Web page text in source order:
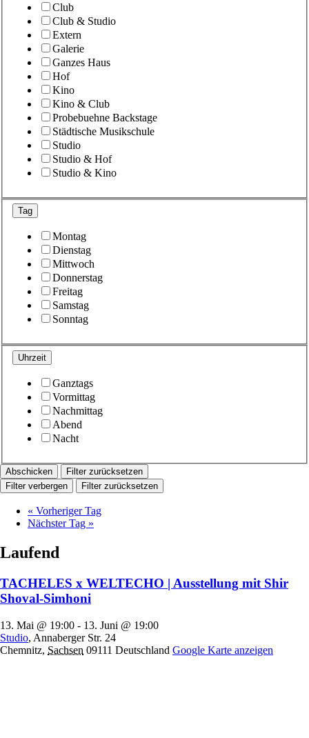
Club
Club & Studio
Extern
Galerie
Ganzes Haus
Hof
Kino
Kino & Club
Probebuehne Backstage
Städtische Musikschule
Studio
Studio & Hof
Studio & Kino
Tag
Montag
Dienstag
Mittwoch
Donnerstag
Freitag
Samstag
Sonntag
Uhrzeit
Ganztags
Vormittag
Nachmittag
Abend
Nacht
Filter zurücksetzen
Filter verbergen
Filter zurücksetzen
« Vorheriger Tag
Nächster Tag »
Laufend
TACHELES x WELTECHO | Ausstellung mit Shir
Shoval-Simhoni
13. Mai @ 19:00 - 13. Juni @ 19:00
Studio, Annaberger Str. 24
Chemnitz, Sachsen 09111 Deutschland Google Karte anzeigen